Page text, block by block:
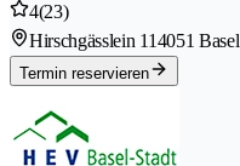
4(23)
Hirschgässlein 114051 Basel
Termin reservieren